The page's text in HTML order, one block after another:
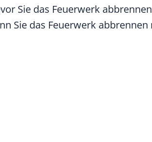
Sie das Feuerwerk
Sie das Feuerwerk